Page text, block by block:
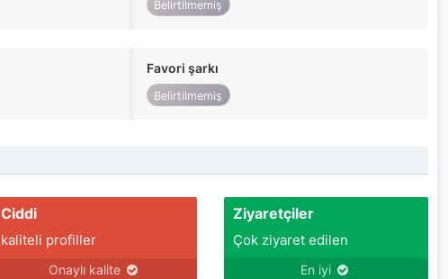
Belirtilmemiş
Favori şarkı
Belirtilmemiş
Ciddi
kaliteli profiller
Onaylı kalite
Ziyaretçiler
Çok ziyaret edilen
En iyi